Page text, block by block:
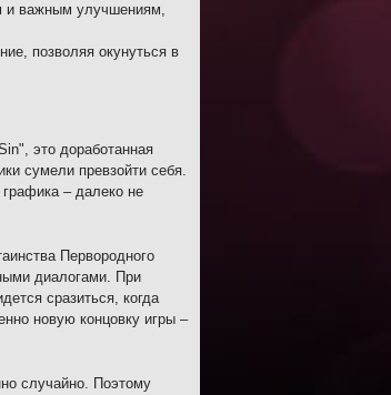
и важным улучшениям,
позволяя окунуться в
это доработанная
сумели превзойти себя.
– далеко не
Первородного
диалогами. При
сразиться, когда
новую концовку игры –
случайно. Поэтому